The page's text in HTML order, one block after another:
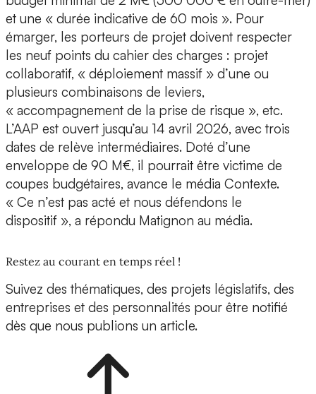
et une « durée indicative de 60 mois ». Pour
émarger, les porteurs de projet doivent respecter
les neuf points du cahier des charges : projet
collaboratif, « déploiement massif » d’une ou
plusieurs combinaisons de leviers,
« accompagnement de la prise de risque », etc.
L’AAP est ouvert jusqu’au 14 avril 2026, avec trois
dates de relève intermédiaires. Doté d’une
enveloppe de 90 M€, il pourrait être victime de
coupes budgétaires, avance le média Contexte.
« Ce n’est pas acté et nous défendons le
dispositif », a répondu Matignon au média.
Restez au courant en temps réel !
Suivez des thématiques, des projets législatifs, des
entreprises et des personnalités pour être notifié
dès que nous publions un article.